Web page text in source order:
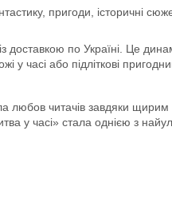
пригоди, історичні
доставкою по Україні. Це
у часі або підліткові
читачів завдяки щирим
у часі» стала однією з